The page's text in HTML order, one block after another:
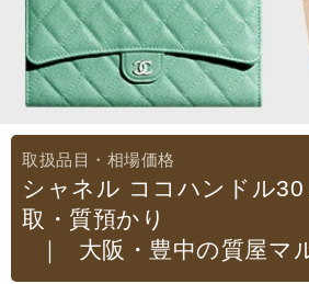
シャネル ココハンドル
取・質預かり
｜大阪・豊中の質屋マ